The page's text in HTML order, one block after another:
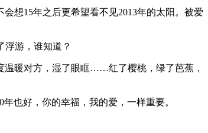
会想15年之后更希望看不见2013年的太阳。 被爱
浮游，谁知道？
温暖对方，湿了眼眶……红了樱桃，绿了芭蕉，
年也好，你的幸福，我的爱，一样重要。